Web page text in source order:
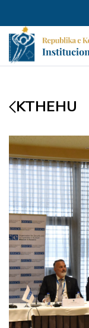
KTHEHU